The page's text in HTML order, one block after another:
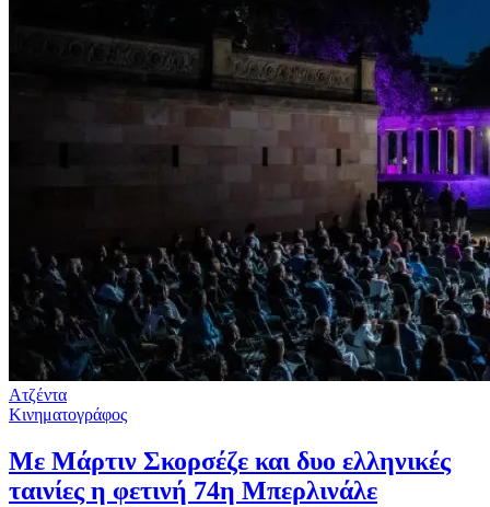
Ατζέντα
Κινηματογράφος
Με Μάρτιν Σκορσέζε και δυο ελληνικές
ταινίες η φετινή 74η Μπερλινάλε